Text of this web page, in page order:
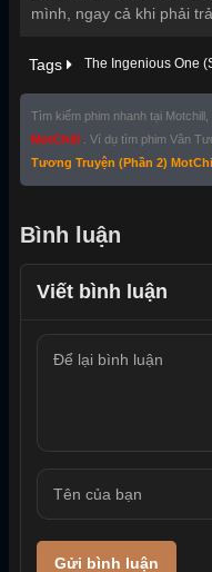
mình, ngay cả khi phải
Tags The Ingenious One
Tìm kiếm phim nhanh tại
MotChill
. Ví dụ tìm phim Vân
Tương Truyện (Phần 2)
Bình luận
Viết bình luận
Gửi bình luận